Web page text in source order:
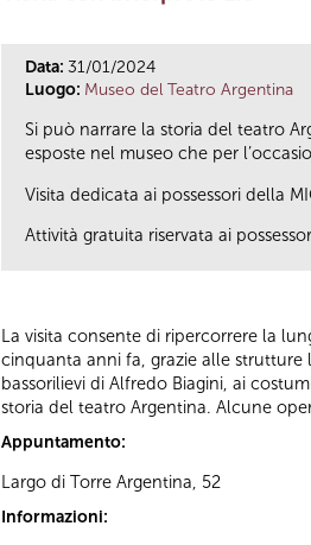
Data: 31/01/2024
Luogo: Museo del Teatro Argentina
Si può narrare la storia del teatro
esposte nel museo che per
Visita dedicata ai possessori della
Attività gratuita riservata ai
La visita consente di ripercorrere la
cinquanta anni fa, grazie alle strutture
bassorilievi di Alfredo Biagini, ai
storia del teatro Argentina. Alcune
Appuntamento:
Largo di Torre Argentina, 52
Informazioni: